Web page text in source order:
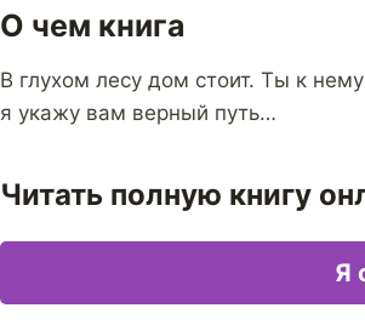
О чем книга
В глухом лесу дом стоит. Ты к
я укажу вам верный путь…
Читать полную книгу
Я